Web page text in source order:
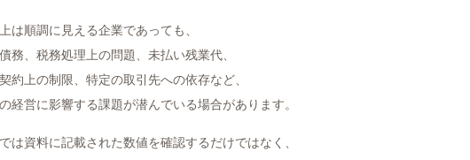
は順調に見える企業であっても、
務、税務処理上の問題、未払い残業代、
約上の制限、特定の取引先への依存など、
経営に影響する課題が潜んでいる場合があります。
は資料に記載された数値を確認するだけではなく、